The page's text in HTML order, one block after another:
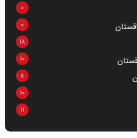
0
0
18
10
8
10
11